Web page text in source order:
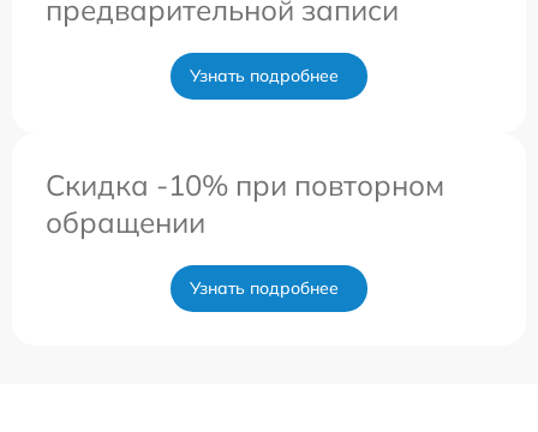
предварительной записи
Узнать подробнее
Скидка -10% при повторном
обращении
Узнать подробнее